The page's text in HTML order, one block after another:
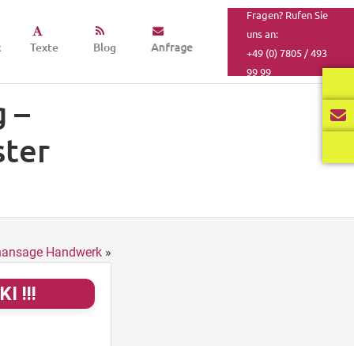
Texte Blog Anfrage
Fragen? Rufen Sie
uns an:
+49 (0) 7805 / 493
99 99
–
Handwerk »
!!!